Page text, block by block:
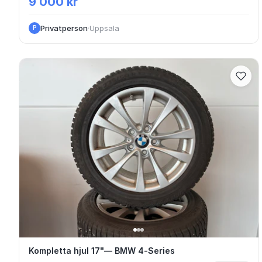
P Privatperson·Uppsala
Kompletta hjul 17"— BMW 4-Series
Kompletta hjul 17"— BMW 4-Series